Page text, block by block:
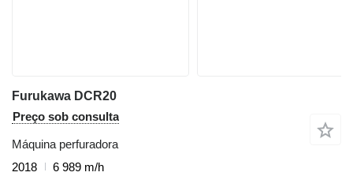
Furukawa DCR20
Preço sob consulta
Máquina perfuradora
2018
6 989 m/h